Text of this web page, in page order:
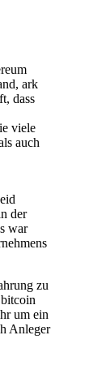
ark
dass
viele
auch
der
war
zu
um ein
Anleger